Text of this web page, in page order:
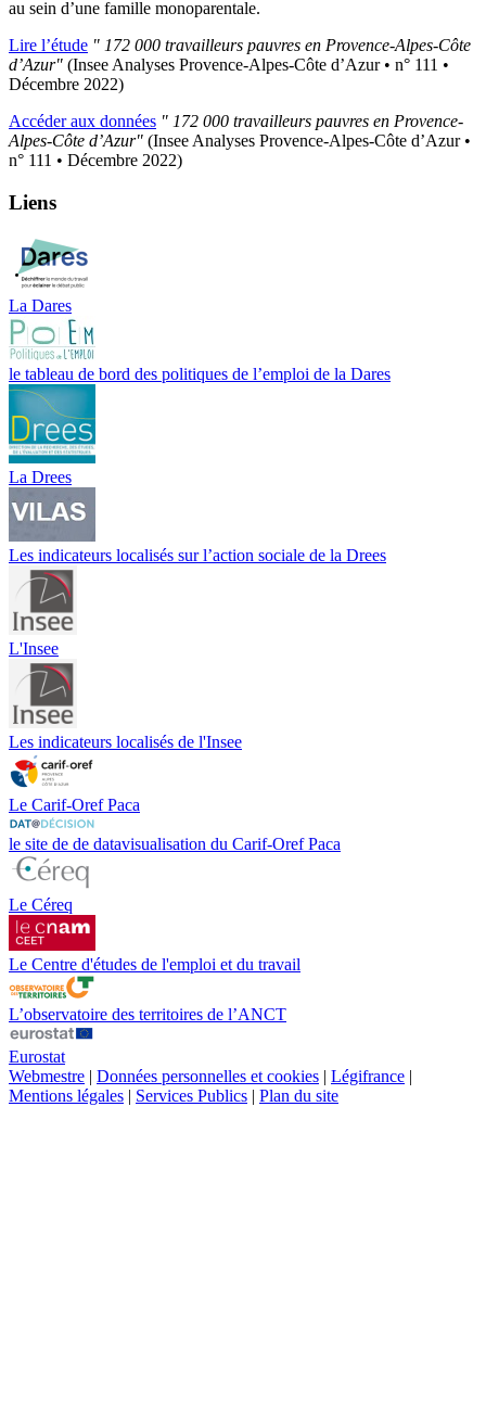
au sein d’une famille monoparentale.
Lire l’étude " 172 000 travailleurs pauvres en Provence-Alpes-Côte
d’Azur" (Insee Analyses Provence-Alpes-Côte d’Azur • n° 111 •
Décembre 2022)
Accéder aux données " 172 000 travailleurs pauvres en Provence-
Alpes-Côte d’Azur" (Insee Analyses Provence-Alpes-Côte d’Azur •
n° 111 • Décembre 2022)
Liens
La Dares
le tableau de bord des politiques de l’emploi de la Dares
La Drees
Les indicateurs localisés sur l’action sociale de la Drees
L'Insee
Les indicateurs localisés de l'Insee
Le Carif-Oref Paca
le site de de datavisualisation du Carif-Oref Paca
Le Céreq
Le Centre d'études de l'emploi et du travail
L’observatoire des territoires de l’ANCT
Eurostat
Webmestre | Données personnelles et cookies | Légifrance |
Mentions légales | Services Publics | Plan du site